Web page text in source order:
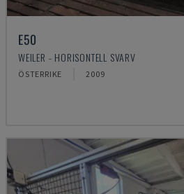
E50
WEILER - HORISONTELL SVARV
ÖSTERRIKE 2009